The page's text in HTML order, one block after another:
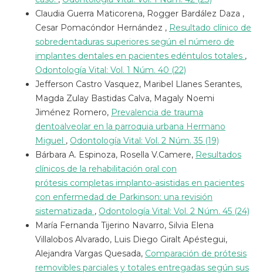
Claudia Guerra Maticorena, Rogger Bardález Daza ,
Cesar Pomacóndor Hernández , Resultado clínico de
sobredentaduras superiores según el número de
implantes dentales en pacientes edéntulos totales ,
Odontología Vital: Vol. 1 Núm. 40 (22)
Jefferson Castro Vasquez, Maribel Llanes Serantes,
Magda Zulay Bastidas Calva, Magaly Noemi
Jiménez Romero, Prevalencia de trauma
dentoalveolar en la parroquia urbana Hermano
Miguel , Odontología Vital: Vol. 2 Núm. 35 (19)
Bárbara A. Espinoza, Rosella V.Camere, Resultados
clínicos de la rehabilitación oral con
prótesis completas implanto-asistidas en pacientes
con enfermedad de Parkinson: una revisión
sistematizada , Odontología Vital: Vol. 2 Núm. 45 (24)
María Fernanda Tijerino Navarro, Silvia Elena
Villalobos Alvarado, Luis Diego Giralt Apéstegui,
Alejandra Vargas Quesada, Comparación de prótesis
removibles parciales y totales entregadas según sus